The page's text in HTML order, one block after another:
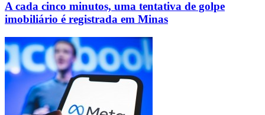
A cada cinco minutos, uma tentativa de golpe
imobiliário é registrada em Minas